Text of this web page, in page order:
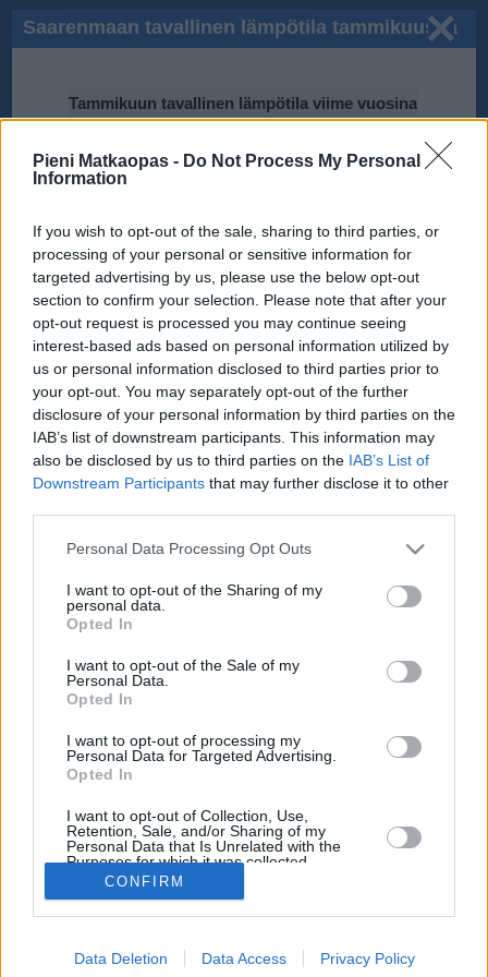
Pieni Matkaopas - Do Not Process My Personal
Information
If you wish to opt-out of the sale, sharing to third parties, or
processing of your personal or sensitive information for
targeted advertising by us, please use the below opt-out
section to confirm your selection. Please note that after your
opt-out request is processed you may continue seeing
interest-based ads based on personal information utilized by
us or personal information disclosed to third parties prior to
your opt-out. You may separately opt-out of the further
disclosure of your personal information by third parties on the
IAB’s list of downstream participants. This information may
also be disclosed by us to third parties on the IAB’s List of
Downstream Participants that may further disclose it to other
Personal Data Processing Opt Outs
I want to opt-out of the Sharing of my
personal data.
Opted In
I want to opt-out of the Sale of my
Personal Data.
Opted In
I want to opt-out of processing my
Personal Data for Targeted Advertising.
Opted In
I want to opt-out of Collection, Use,
Retention, Sale, and/or Sharing of my
Personal Data that Is Unrelated with the
Purposes for which it was collected.
Opted InCONFIRM
Data Deletion Data Access Privacy Policy
Saarenmaan tavallinen lämpötila tammikuussa
Tammikuun tavallinen lämpötila viime vuosina
2014
2013
2012
2010
2009
2008
-15℃
-10℃
-5℃
Tiedot perustuvat National Oceanic and Atmospheric Administration
(NOAA):n ilmastodataan.
Tammikuun keskilämpötila Saarenmaalla on viime
laskenut -4 asteen tienoille, ja päivisin lämpötila on
kohonnut 0 asteen tuntumaan. Viereisestä kaaviosta
näkee, miten lämmintä Saarenmaalla on keskimäärin ollut
tammikuussa viime vuosina ja vaihteluväli, jolla lämpötila
tavallisina päivinä on minäkin vuonna liikkunut.
Hetkellisesti Saarenmaalla on silti koettu tätäkin
Esimerkiksi vuoden 2010 tammikuussa lämpötila käväisi
alimmillaan -22 asteessa ja toisaalta vuonna 2015
tammikuussa hätyyteltiin eräänä poikkeuksellisen
lämpimänä päivänä +6 asteen lukemia.
Entä muut kuukaudet? Miten lämmintä Saarenmaalla on
ollut...